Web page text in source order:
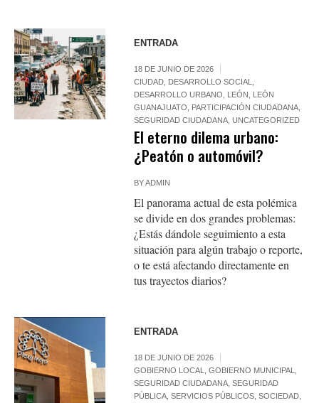
ENTRADA
18 DE JUNIO DE 2026
CIUDAD DESARROLLO SOCIAL
DESARROLLO URBANO
LEÓN
LEÓN
GUANAJUATO
PARTICIPACIÓN CIUDADANA
SEGURIDAD CIUDADANA ,UNCATEGORIZED
El eterno dilema urbano:
¿Peatón o automóvil?
BYADMIN
El panorama actual de esta polémica
se divide en dos grandes problemas:
¿Estás dándole seguimiento a esta
situación para algún trabajo o reporte,
o te está afectando directamente en
tus trayectos diarios?
ENTRADA
18 DE JUNIO DE 2026
GOBIERNO LOCAL
,GOBIERNO MUNICIPAL
SEGURIDAD CIUDADANA ,SEGURIDAD
PÚBLICA ,SERVICIOS PÚBLICOS ,SOCIEDAD